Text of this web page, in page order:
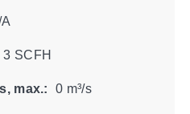
3 SCFH
max.: 0 m³/s